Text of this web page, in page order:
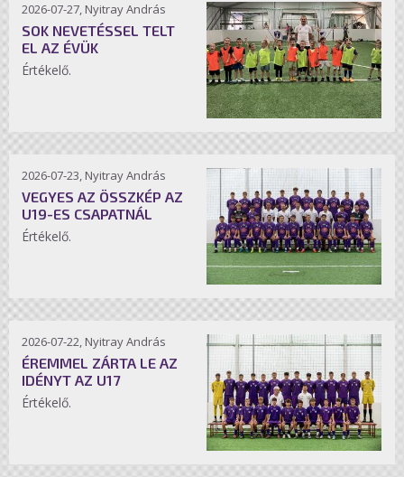
2026-07-27, Nyitray András
SOK NEVETÉSSEL TELT
EL AZ ÉVÜK
Értékelő.
2026-07-23, Nyitray András
VEGYES AZ ÖSSZKÉP AZ
U19-ES CSAPATNÁL
Értékelő.
2026-07-22, Nyitray András
ÉREMMEL ZÁRTA LE AZ
IDÉNYT AZ U17
Értékelő.